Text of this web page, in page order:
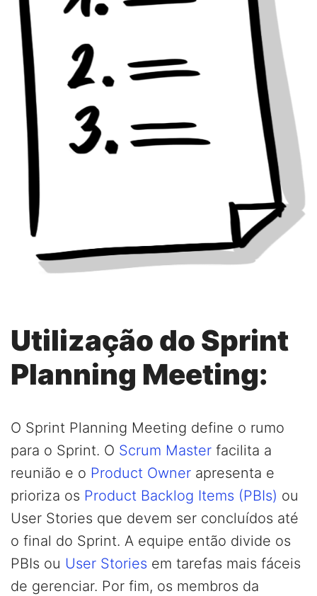
Utilização do Sprint
Planning Meeting:
O Sprint Planning Meeting define o rumo
para o Sprint. O Scrum Master facilita a
reunião e o Product Owner apresenta e
prioriza os Product Backlog Items (PBIs) ou
User Stories que devem ser concluídos até
o final do Sprint. A equipe então divide os
PBIs ou User Stories em tarefas mais fáceis
de gerenciar. Por fim, os membros da